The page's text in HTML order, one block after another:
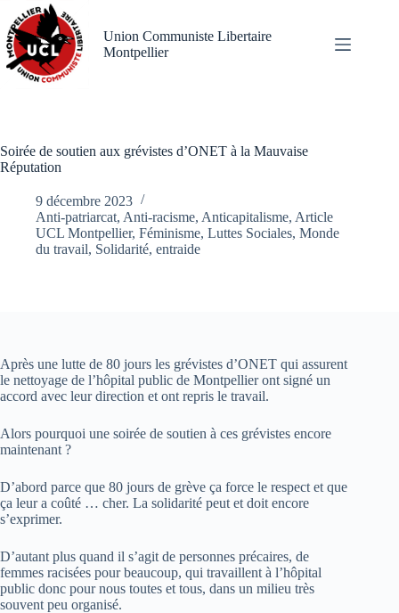
Passer
au
contenu
Union Communiste Libertaire
Montpellier
Soirée de soutien aux grévistes d’ONET à la Mauvaise
Réputation
9 décembre 2023
Anti-patriarcat, Anti-racisme, Anticapitalisme, Article
UCL Montpellier, Féminisme, Luttes Sociales, Monde
du travail, Solidarité, entraide
Après une lutte de 80 jours les grévistes d’ONET qui assurent
le nettoyage de l’hôpital public de Montpellier ont signé un
accord avec leur direction et ont repris le travail.
Alors pourquoi une soirée de soutien à ces grévistes encore
maintenant ?
D’abord parce que 80 jours de grève ça force le respect et que
ça leur a coûté … cher. La solidarité peut et doit encore
s’exprimer.
D’autant plus quand il s’agit de personnes précaires, de
femmes racisées pour beaucoup, qui travaillent à l’hôpital
public donc pour nous toutes et tous, dans un milieu très
souvent peu organisé.